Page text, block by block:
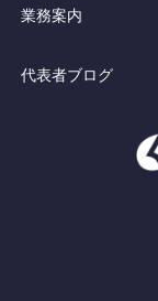
業務案内
代表者ブログ